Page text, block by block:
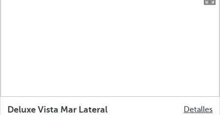
Deluxe Vista Mar Lateral
Detalles